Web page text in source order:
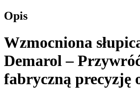
Opis
Wzmocniona
Demarol –
fabryczną precyzję